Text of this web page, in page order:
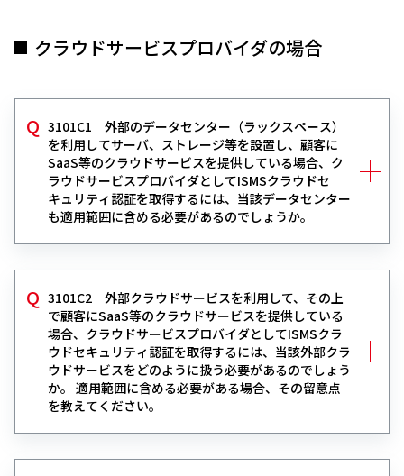
クラウドサービスプロバイダの場合
3101C1 外部のデータセンター（ラックスペース）
を利用してサーバ、ストレージ等を設置し、顧客に
SaaS等のクラウドサービスを提供している場合、ク
ラウドサービスプロバイダとしてISMSクラウドセ
キュリティ認証を取得するには、当該データセンター
も適用範囲に含める必要があるのでしょうか。
3101C2 外部クラウドサービスを利用して、その上
で顧客にSaaS等のクラウドサービスを提供している
場合、クラウドサービスプロバイダとしてISMSクラ
ウドセキュリティ認証を取得するには、当該外部クラ
ウドサービスをどのように扱う必要があるのでしょう
か。 適用範囲に含める必要がある場合、その留意点
を教えてください。